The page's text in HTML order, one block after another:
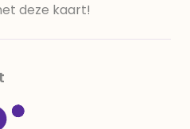
deze kaart!